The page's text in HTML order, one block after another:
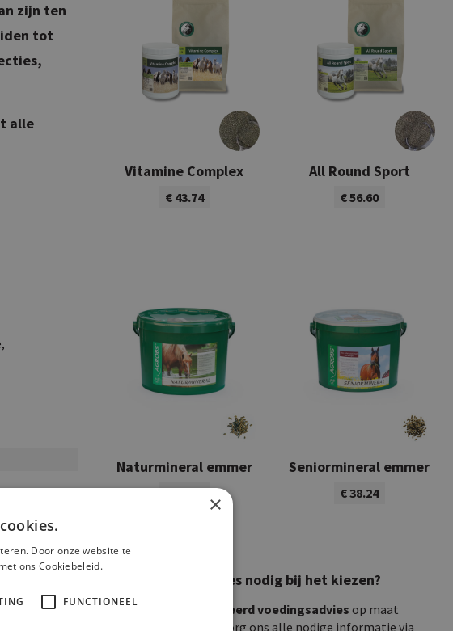
zijn ten
tot
alle
Vitamine Complex
€ 43.74
All Round Sport
€ 56.60
Naturmineral emmer
€ 33.78
Bekijk product
Seniormineral emmer
€ 38.24
Toch extra advies nodig bij het kiezen?
Wenst u gedetailleerd voedingsadvies op maat
van uw paard? Bezorg ons alle nodige informatie via
×
Door onze website te
ons Cookiebeleid.
FUNCTIONEEL